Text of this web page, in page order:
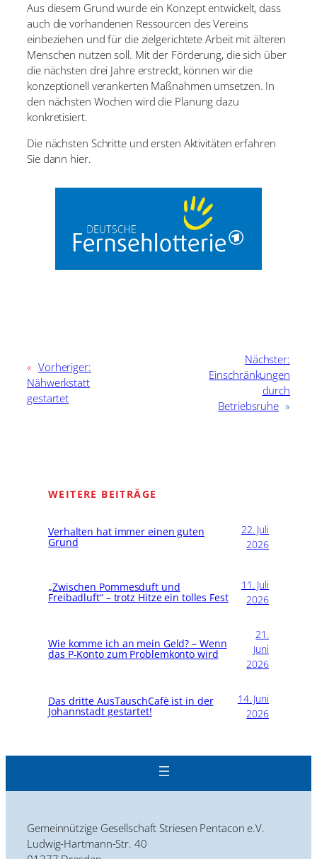
Aus diesem Grund wurde ein Konzept entwickelt, dass
auch die vorhandenen Ressourcen des Vereins
einbeziehen und für die zielgerichtete Arbeit mit älteren
Menschen nutzen soll. Mit der Förderung, die sich über
die nächsten drei Jahre erstreckt, können wir die
konzeptionell verankerten Maßnahmen umsetzen. In
den nächsten Wochen wird die Planung dazu
konkretisiert.
Die nächsten Schritte und ersten Aktivitäten erfahren
Sie dann hier.
« Vorheriger:
Nähwerkstatt
gestartet
Nächster:
Einschränkungen
durch
Betriebsruhe »
WEITERE BEITRÄGE
Verhalten hat immer einen guten
Grund
22. Juli
2026
„Zwischen Pommesduft und
Freibadluft“ – trotz Hitze ein tolles Fest
11. Juli
2026
Wie komme ich an mein Geld? – Wenn
das P-Konto zum Problemkonto wird
21.
Juni
2026
Das dritte AusTauschCafè ist in der
Johannstadt gestartet!
14. Juni
2026
Gemeinnützige Gesellschaft Striesen Pentacon e.V.
Ludwig-Hartmann-Str. 40